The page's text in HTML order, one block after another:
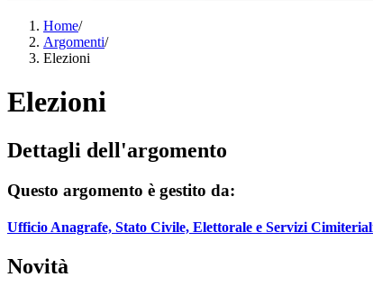
Home/
Argomenti/
Elezioni
Elezioni
Dettagli dell'argomento
Questo argomento è gestito da:
Ufficio Anagrafe, Stato Civile, Elettorale e Servizi
Novità